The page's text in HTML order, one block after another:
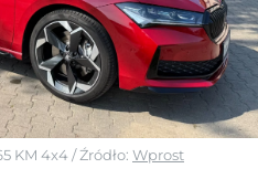
KM 4x4/ Źródło: Wprost